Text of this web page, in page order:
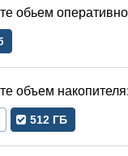
обьем
объем накопителя
512 ГБ